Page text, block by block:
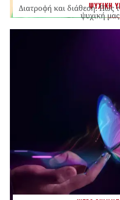
ΨΥΧΙΚΗ
Διατροφή και διάθεση: Πώς
ψυχική